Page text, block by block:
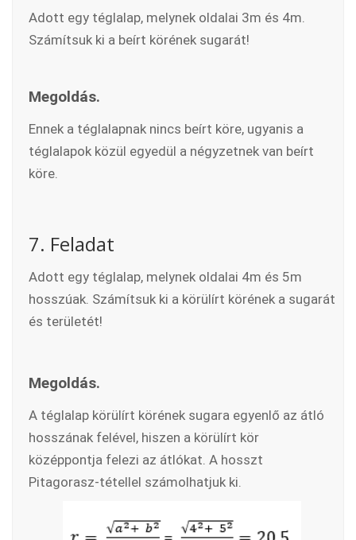
Adott egy téglalap, melynek oldalai 3m és 4m.
Számítsuk ki a beírt körének sugarát!
Megoldás.
Ennek a téglalapnak nincs beírt köre, ugyanis a
téglalapok közül egyedül a négyzetnek van beírt
köre.
7. Feladat
Adott egy téglalap, melynek oldalai 4m és 5m
hosszúak. Számítsuk ki a körülírt körének a sugarát
és területét!
Megoldás.
A téglalap körülírt körének sugara egyenlő az átló
hosszának felével, hiszen a körülírt kör
középpontja felezi az átlókat. A hosszt
Pitagorasz-tétellel számolhatjuk ki.